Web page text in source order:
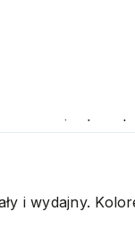
się, że
i wydajny.